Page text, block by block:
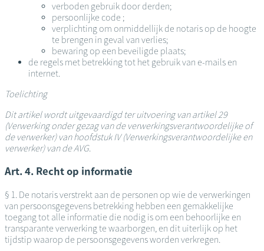
verboden gebruik door derden;
persoonlijke code ;
verplichting om onmiddellijk de notaris op de hoogte
te brengen in geval van verlies;
bewaring op een beveiligde plaats;
de regels met betrekking tot het gebruik van e-mails en
internet.
Toelichting
Dit artikel wordt uitgevaardigd ter uitvoering van artikel 29
(Verwerking onder gezag van de verwerkingsverantwoordelijke of
de verwerker) van hoofdstuk IV (Verwerkingsverantwoordelijke en
verwerker) van de AVG.
Art. 4. Recht op informatie
§ 1. De notaris verstrekt aan de personen op wie de verwerkingen
van persoonsgegevens betrekking hebben een gemakkelijke
toegang tot alle informatie die nodig is om een behoorlijke en
transparante verwerking te waarborgen, en dit uiterlijk op het
tijdstip waarop de persoonsgegevens worden verkregen.